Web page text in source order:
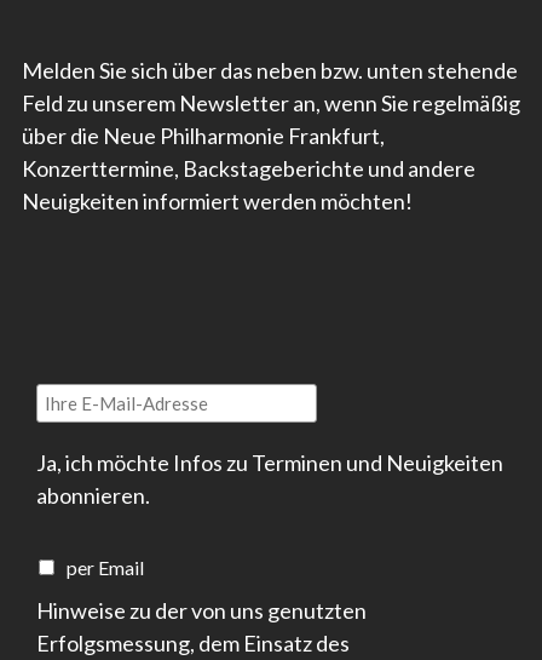
Melden Sie sich über das neben bzw. unten stehende
Feld zu unserem Newsletter an, wenn Sie regelmäßig
über die Neue Philharmonie Frankfurt,
Konzerttermine, Backstageberichte und andere
Neuigkeiten informiert werden möchten!
Ja, ich möchte Infos zu Terminen und Neuigkeiten
abonnieren.
per Email
Hinweise zu der von uns genutzten
Erfolgsmessung, dem Einsatz des